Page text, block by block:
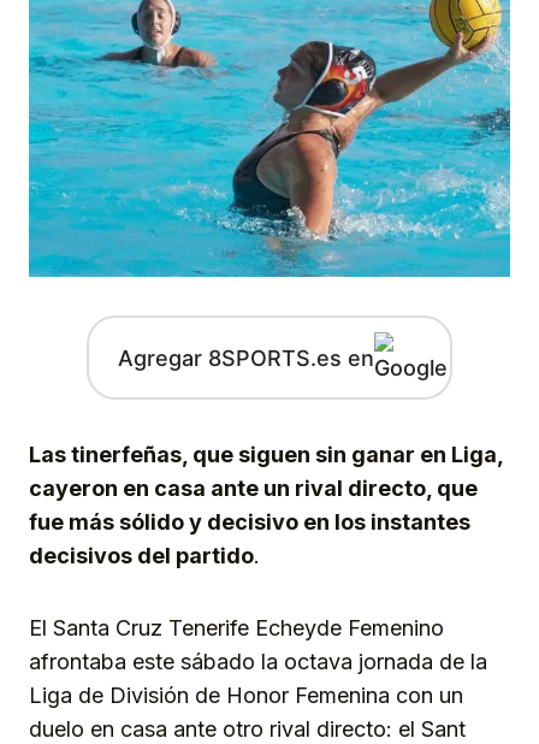
Agregar 8SPORTS.es en
Las tinerfeñas, que siguen sin ganar en Liga,
cayeron en casa ante un rival directo, que
fue más sólido y decisivo en los instantes
decisivos del partido.
El Santa Cruz Tenerife Echeyde Femenino
afrontaba este sábado la octava jornada de la
Liga de División de Honor Femenina con un
duelo en casa ante otro rival directo: el Sant